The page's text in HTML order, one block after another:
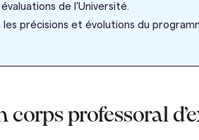
de l’Université.
précisions et évolutions du
corps professoral